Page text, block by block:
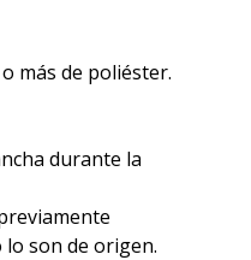
más de poliéster.
durante la
son de origen.